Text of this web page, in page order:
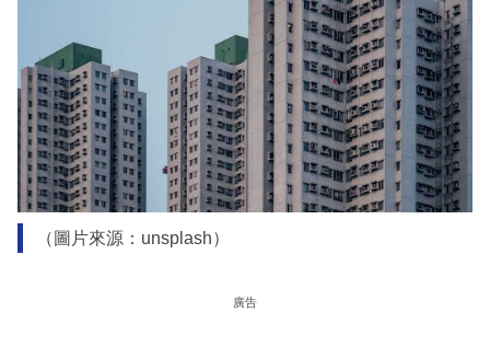
（圖片來源：unsplash）
廣告